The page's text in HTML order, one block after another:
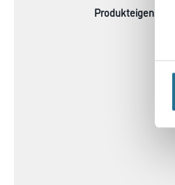
Produkteigenschaft